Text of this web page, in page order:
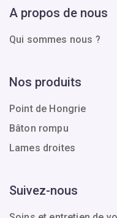
A propos de nous
Qui sommes nous ?
Nos produits
Point de Hongrie
Bâton rompu
Lames droites
Suivez-nous